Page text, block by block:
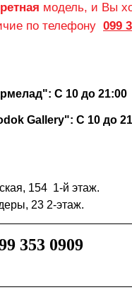
модель, и Вы
по телефону 099
С 10 до 21:00
Gallery": С 10 до
154 1-й этаж.
23 2-этаж.
353 0909